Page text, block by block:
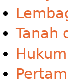
Tanah
Hukum